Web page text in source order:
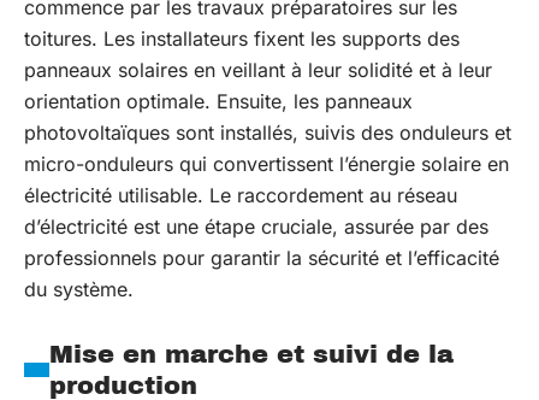
commence par les travaux préparatoires sur les
toitures. Les installateurs fixent les supports des
panneaux solaires en veillant à leur solidité et à leur
orientation optimale. Ensuite, les panneaux
photovoltaïques sont installés, suivis des onduleurs et
micro-onduleurs qui convertissent l’énergie solaire en
électricité utilisable. Le raccordement au réseau
d’électricité est une étape cruciale, assurée par des
professionnels pour garantir la sécurité et l’efficacité
du système.
Mise en marche et suivi de la
production